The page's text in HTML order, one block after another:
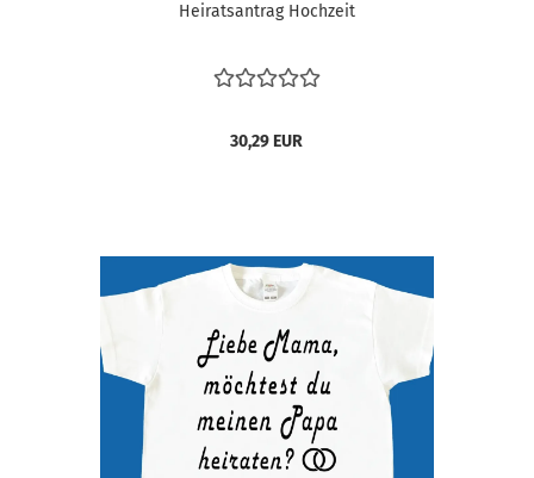
Heiratsantrag Hochzeit
30,29 EUR